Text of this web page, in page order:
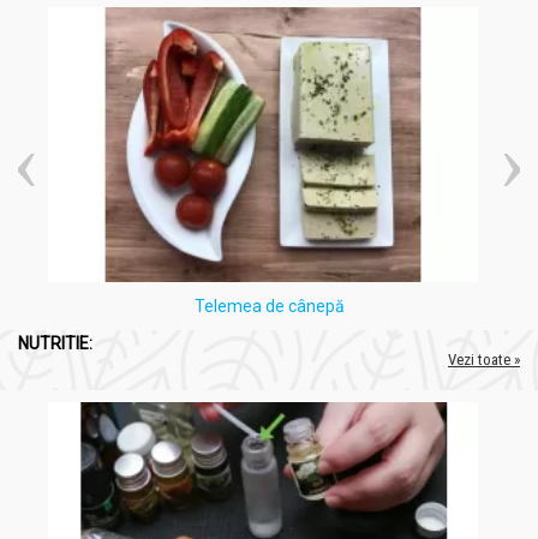
Telemea de cânepă
NUTRITIE:
Vezi toate »